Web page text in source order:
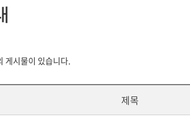
게시물이 있습니다.
제목